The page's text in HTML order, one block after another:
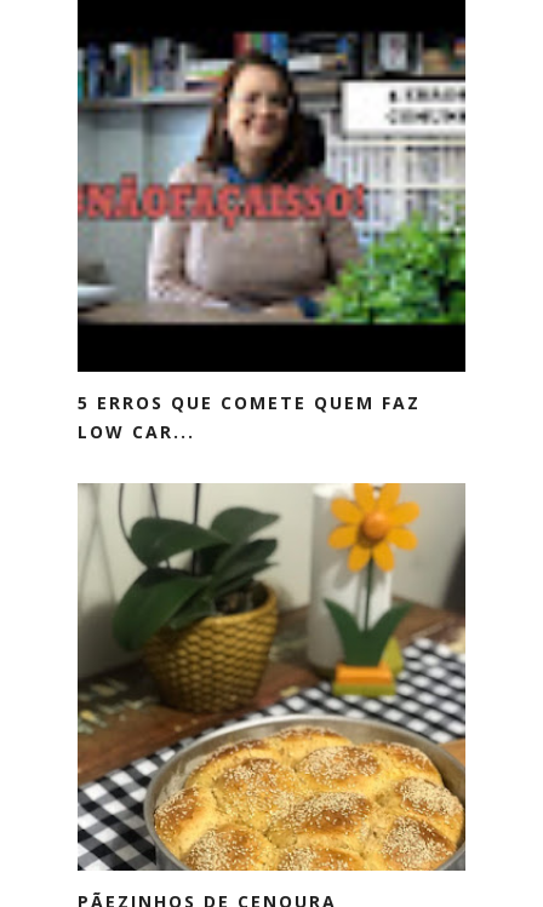
5 ERROS QUE COMETE QUEM FAZ
LOW CAR...
PÃEZINHOS DE CENOURA